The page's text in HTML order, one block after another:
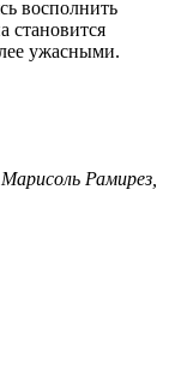
восполнить
становится
ужасными.
Рамирез,